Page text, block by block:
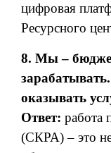
цифровая
Ресурсного
8. Мы –
зарабатывать.
оказывать
Ответ: работа
(СКРА) – это не